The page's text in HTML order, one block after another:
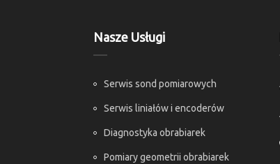
Nasze Usługi
Serwis sond pomiarowych
Serwis liniałów i encoderów
Diagnostyka obrabiarek
Pomiary geometrii obrabiarek